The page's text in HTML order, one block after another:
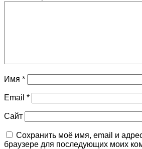
Имя *
Email *
Сайт
Сохранить моё имя, email и
браузере для последующих моих